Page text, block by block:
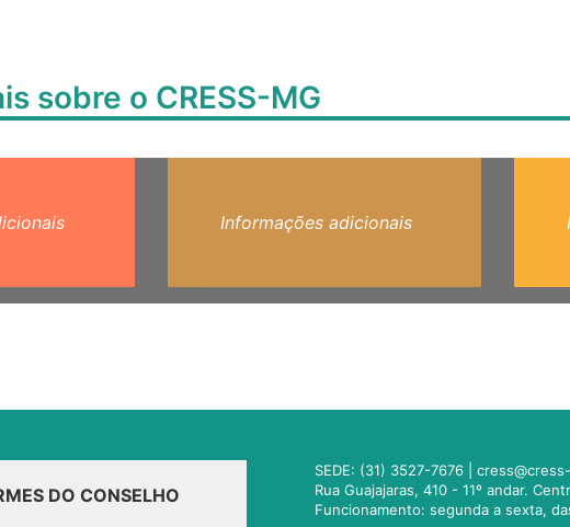
sobre o CRESS-MG
Informações adicionais
DO CONSELHO
SEDE: (31) 3527-7676 |
Rua Guajajaras, 410 - 11º andar.
Funcionamento: segunda a sexta,